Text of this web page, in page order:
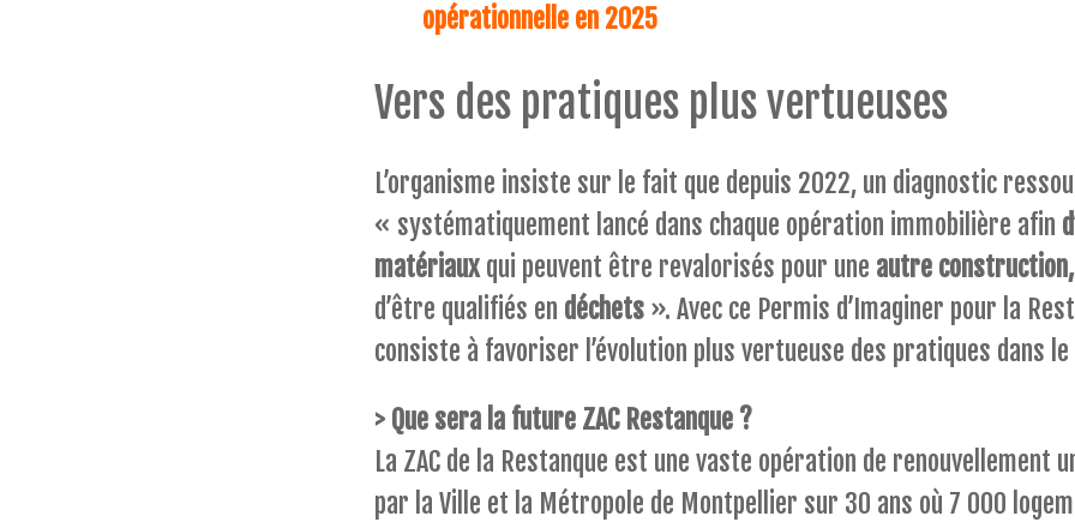
opérationnelle en 2025
Vers des pratiques plus vertueuses
L’organisme insiste sur le fait que depuis 2022, un diagnostic
« systématiquement lancé dans chaque opération immobilière afin
matériaux qui peuvent être revalorisés pour une autre construction,
d’être qualifiés en déchets ». Avec ce Permis d’Imaginer pour la
consiste à favoriser l’évolution plus vertueuse des pratiques dans
> Que sera la future ZAC Restanque ?
La ZAC de la Restanque est une vaste opération de renouvellement
par la Ville et la Métropole de Montpellier sur 30 ans où 7 000